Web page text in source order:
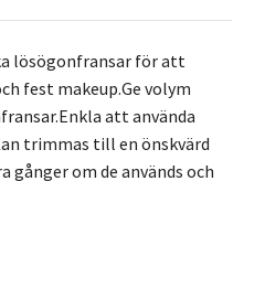
lösögonfransar för att
fest makeup.Ge volym
att använda
trimmas till en önskvärd
gånger om de används och